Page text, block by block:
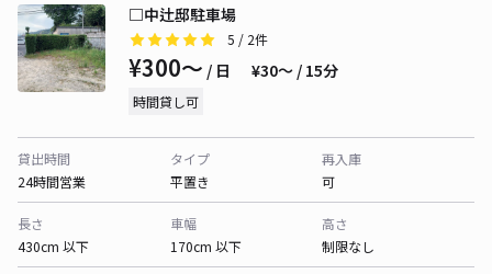
□中辻邸駐車場
5 / 2件
¥300〜 / 日 ¥30〜 / 15分
時間貸し可
貸出時間
24時間営業
タイプ
平置き
再入庫
可
長さ
430cm 以下
車幅
170cm 以下
高さ
制限なし